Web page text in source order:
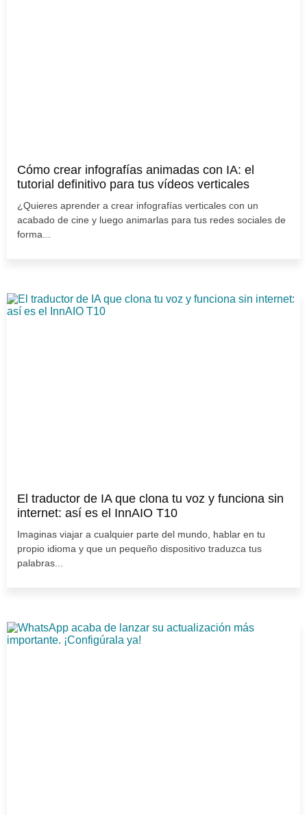
Cómo crear infografías animadas con IA: el
tutorial definitivo para tus vídeos verticales
¿Quieres aprender a crear infografías verticales con un
acabado de cine y luego animarlas para tus redes sociales de
forma...
El traductor de IA que clona tu voz y funciona sin
internet: así es el InnAIO T10
Imaginas viajar a cualquier parte del mundo, hablar en tu
propio idioma y que un pequeño dispositivo traduzca tus
palabras...